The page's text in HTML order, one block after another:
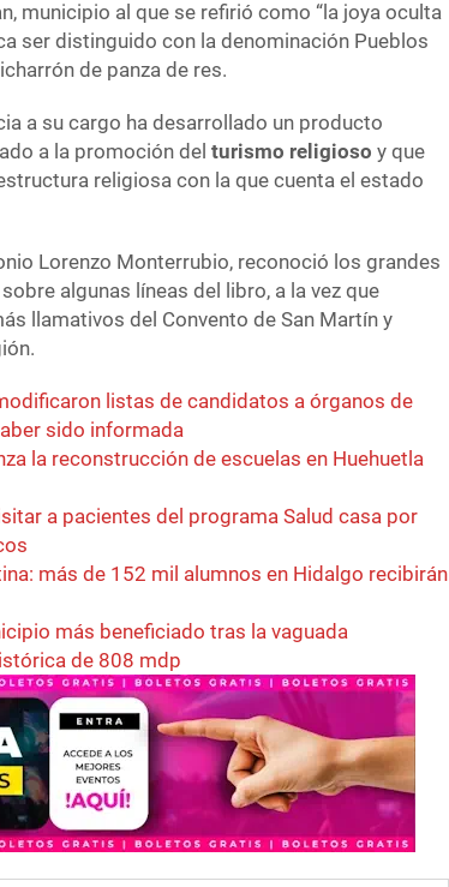
municipio al que se refirió como “la joya oculta
ser distinguido con la denominación Pueblos
de panza de res.
a su cargo ha desarrollado un producto
a la promoción delturismo religioso y que
religiosa con la que cuenta el estado
Lorenzo Monterrubio, reconoció los grandes
algunas líneas del libro, a la vez que
llamativos del Convento de San Martín y
listas de candidatos a órganos de
sido informada
la reconstrucción de escuelas en Huehuetla
a pacientes del programa Salud casa por
más de 152 mil alumnos en Hidalgo recibirán
más beneficiado tras la vaguada
de 808 mdp